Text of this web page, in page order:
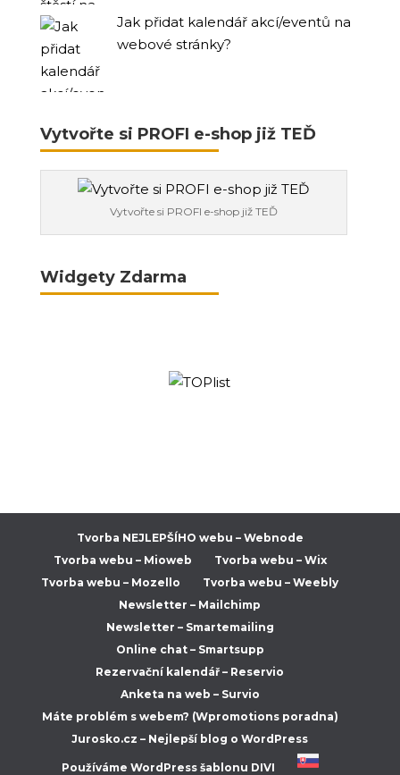
Jak přidat kalendář akcí/eventů na
webové stránky?
Vytvořte si PROFI e-shop již TEĎ
Vytvořte si PROFI e-shop již TEĎ
Widgety Zdarma
Tvorba NEJLEPŠÍHO webu – Webnode
Tvorba webu – Mioweb
Tvorba webu – Wix
Tvorba webu – Mozello
Tvorba webu – Weebly
Newsletter – Mailchimp
Newsletter – Smartemailing
Online chat – Smartsupp
Rezervační kalendář – Reservio
Anketa na web – Survio
Máte problém s webem? (Wpromotions poradna)
Jurosko.cz – Nejlepší blog o WordPress
Používáme WordPress šablonu DIVI